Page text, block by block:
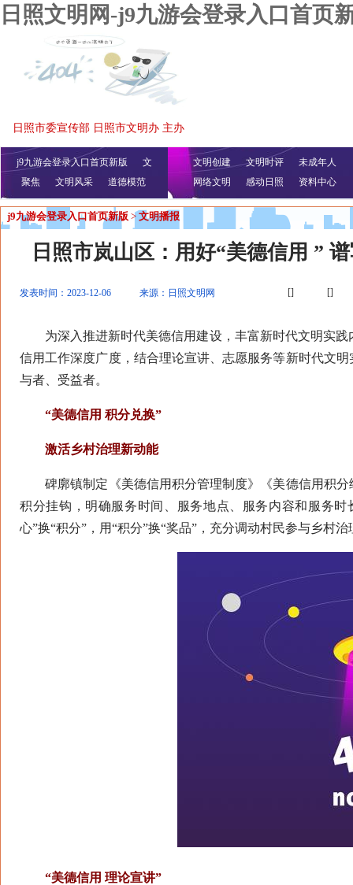
日照文明网-j9九游会登录入口首页
日照市委宣传部 日照市文明办 主办
j9九游会登录入口首页新版
文
明播报
公益视频
聚焦 文明风采 道德模范
文明创建 文明时评
未成年人
网络文明
感动日照 资料中心
j9九游会登录入口首页新版 > 文明播报
日照市岚山区：用好“美德信用 ”
发表时间：2023-12-06 来源：日照文明网 [] []
为深入推进新时代美德信用建设，丰富新时代文明实践
信用工作深度广度，结合理论宣讲、志愿服务等新时代文
与者、受益者。
“美德信用 积分兑换”
激活乡村治理新动能
碑廓镇制定《美德信用积分管理制度》《美德信用积分
积分挂钩，明确服务时间、服务地点、服务内容和服务时
心”换“积分”，用“积分”换“奖品”，充分调动村民参与乡村
“美德信用 理论宣讲”